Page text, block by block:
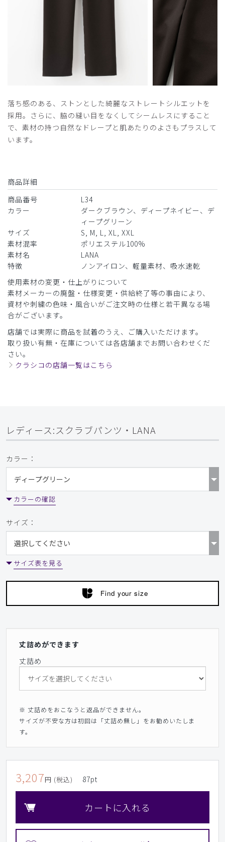
落ち感のある、ストンとした綺麗なストレートシルエットを
採用。さらに、脇の縫い目をなくしてシームレスにすること
で、素材の持つ自然なドレープと肌あたりのよさもプラスして
います。
商品詳細
商品番号
L34
カラー
ダークブラウン、ディープネイビー、デ
ィープグリーン
サイズ
S, M, L, XL, XXL
素材混率
ポリエステル100%
素材名
LANA
特徴
ノンアイロン、軽量素材、吸水速乾
使用素材の変更・仕上がりについて
素材メーカーの廃盤・仕様変更・供給終了等の事由により、
資材や刺繍の色味・風合いがご注文時の仕様と若干異なる場
合がございます。
店舗では実際に商品を試着のうえ、ご購入いただけます。
取り扱い有無・在庫については各店舗までお問い合わせくだ
さい。
クラシコの店舗一覧はこちら
レディース:スクラブパンツ・LANA
カラー：
カラーの確認
サイズ：
サイズ表を見る
Find your size
丈詰めができます
丈詰め
※ 丈詰めをおこなうと返品ができません。
サイズが不安な方は初回は「丈詰め無し」をお勧めいたしま
す。
3,207円 (税込) 87pt
カートに入れる